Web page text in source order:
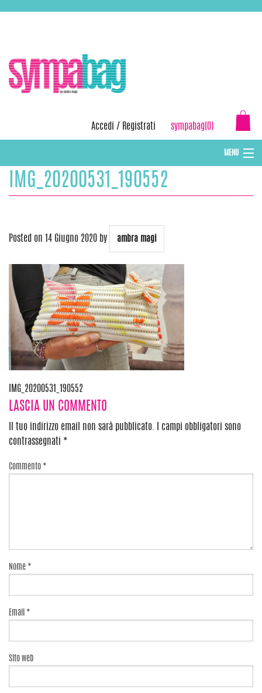
Accedi / Registrati sympabag(0)
MENU
CAPPELLI INVERNALI DONNA
IMG_20200531_190552
Posted on 14 Giugno 2020 by ambra magi
Navigazione
articoli
IMG_20200531_190552
LASCIA UN COMMENTO
Il tuo indirizzo email non sarà pubblicato.
I campi obbligatori sono
contrassegnati *
Commento *
Nome *
Email *
Sito web